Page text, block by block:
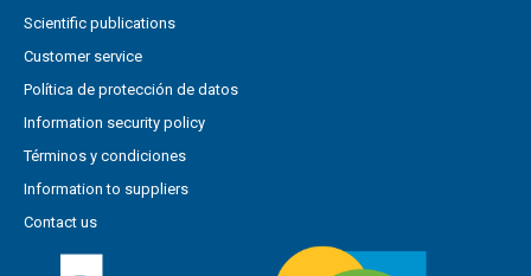
Scientific publications
Customer service
Política de protección de datos
Information security policy
Términos y condiciones
Information to suppliers
Contact us